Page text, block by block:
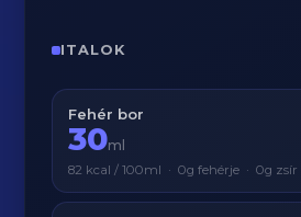
ITALOK
Fehér bor
30ml
82 kcal / 100ml · 0g fehérje · 0g zsír